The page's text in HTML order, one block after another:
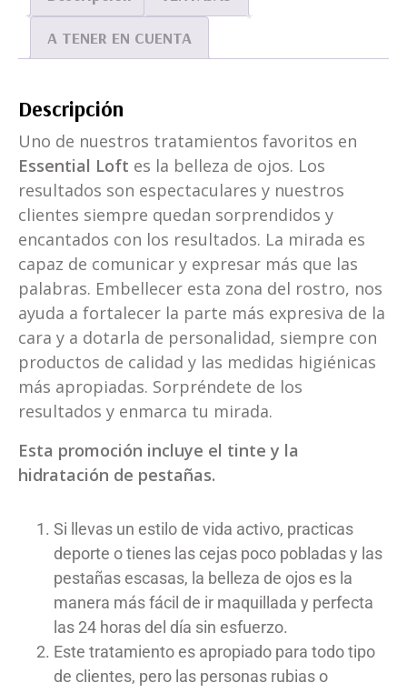
A TENER EN CUENTA
Descripción
Uno de nuestros tratamientos favoritos en
Essential Loft es la belleza de ojos. Los
resultados son espectaculares y nuestros
clientes siempre quedan sorprendidos y
encantados con los resultados. La mirada es
capaz de comunicar y expresar más que las
palabras. Embellecer esta zona del rostro, nos
ayuda a fortalecer la parte más expresiva de la
cara y a dotarla de personalidad, siempre con
productos de calidad y las medidas higiénicas
más apropiadas. Sorpréndete de los
resultados y enmarca tu mirada.
Esta promoción incluye el tinte y la
hidratación de pestañas.
Si llevas un estilo de vida activo, practicas
deporte o tienes las cejas poco pobladas y las
pestañas escasas, la belleza de ojos es la
manera más fácil de ir maquillada y perfecta
las 24 horas del día sin esfuerzo.
Este tratamiento es apropiado para todo tipo
de clientes, pero las personas rubias o